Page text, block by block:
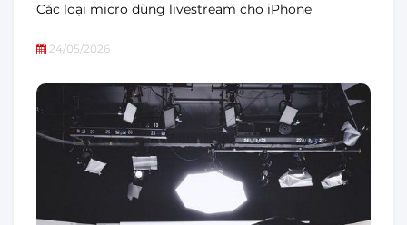
Các loại micro dùng livestream cho iPhone
24/05/2026